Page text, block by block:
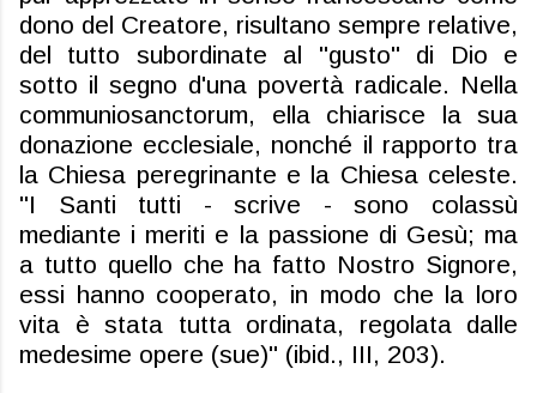
dono del Creatore, risultano sempre relative,
del tutto subordinate al "gusto" di Dio e
sotto il segno d'una povertà radicale. Nella
communiosanctorum, ella chiarisce la sua
donazione ecclesiale, nonché il rapporto tra
la Chiesa peregrinante e la Chiesa celeste.
"I Santi tutti - scrive - sono colassù
mediante i meriti e la passione di Gesù; ma
a tutto quello che ha fatto Nostro Signore,
essi hanno cooperato, in modo che la loro
vita è stata tutta ordinata, regolata dalle
medesime opere (sue)" (ibid., III, 203).